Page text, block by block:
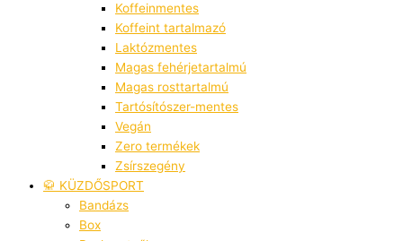
Koffeinmentes
Koffeint tartalmazó
Laktózmentes
Magas fehérjetartalmú
Magas rosttartalmú
Tartósítószer-mentes
Vegán
Zero termékek
Zsírszegény
🥋 KÜZDŐSPORT
Bandázs
Box